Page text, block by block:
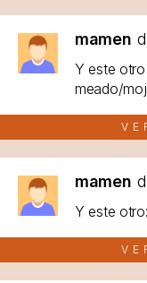
mamen
Y este
meado/
mamen
Y este